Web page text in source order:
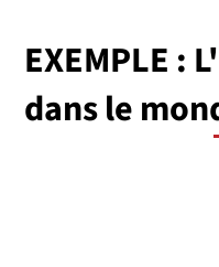
EXEMPLE :
dans le